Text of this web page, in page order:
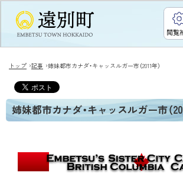
閲覧
トップ ›記事 ›姉妹都市カナダ・キャッスルガー市（2011年）
姉妹都市カナダ・キャッスルガー市（